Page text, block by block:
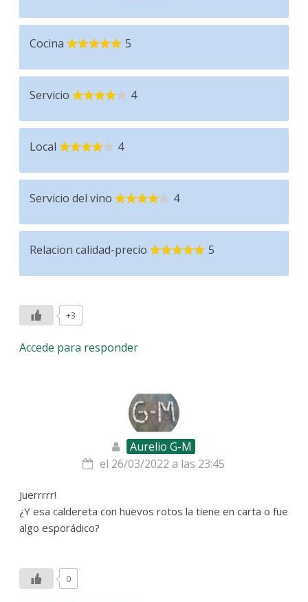
Cocina 5
Servicio 4
Local 4
Servicio del vino 4
Relacion calidad-precio 5
+3
Accede para responder
Aurelio G-M
el 26/03/2022 a las 23:45
Juerrrrr!
¿Y esa caldereta con huevos rotos la tiene en carta o fue
algo esporádico?
0